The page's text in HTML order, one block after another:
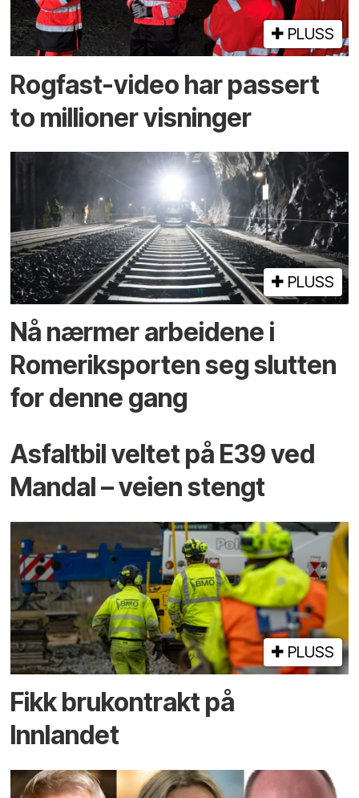
PLUSS
Rogfast-video har passert
to millioner visninger
PLUSS
Nå nærmer arbeidene i
Romeriksporten seg slutten
for denne gang
Asfaltbil veltet på E39 ved
Mandal – veien stengt
PLUSS
Fikk brukontrakt på
Innlandet